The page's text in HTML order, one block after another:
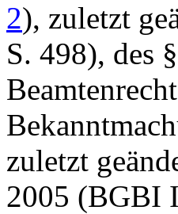
2), zuletzt
S. 498), des
zuletzt
2005 (BGBI